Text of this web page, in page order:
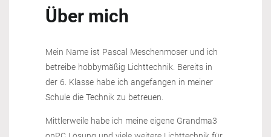
Über mich
Mein Name ist Pascal Meschenmoser und ich
betreibe hobbymäßig Lichttechnik. Bereits in
der 6. Klasse habe ich angefangen in meiner
Schule die Technik zu betreuen.
Mittlerweile habe ich meine eigene Grandma3